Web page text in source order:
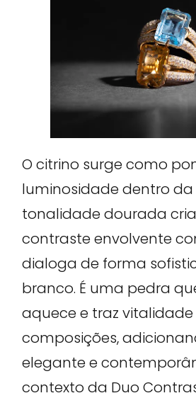
O citrino surge como
luminosidade dentro da
tonalidade dourada
contraste envolvente
dialoga de forma
branco. É uma pedra
aquece e traz vitalidade
composições,
elegante e
contexto da Duo